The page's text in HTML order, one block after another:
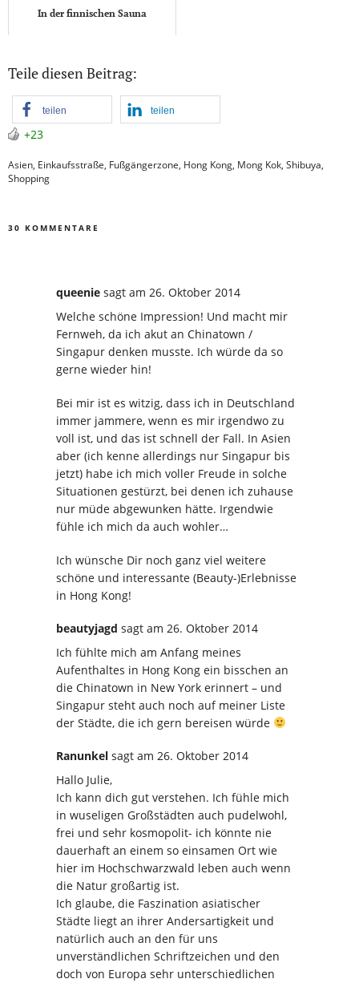
In der finnischen Sauna
Teile diesen Beitrag:
teilen teilen
+23
Asien, Einkaufsstraße, Fußgängerzone, Hong Kong, Mong Kok, Shibuya,
Shopping
30 KOMMENTARE
queenie sagt am 26. Oktober 2014
Welche schöne Impression! Und macht mir
Fernweh, da ich akut an Chinatown /
Singapur denken musste. Ich würde da so
gerne wieder hin!
Bei mir ist es witzig, dass ich in Deutschland
immer jammere, wenn es mir irgendwo zu
voll ist, und das ist schnell der Fall. In Asien
aber (ich kenne allerdings nur Singapur bis
jetzt) habe ich mich voller Freude in solche
Situationen gestürzt, bei denen ich zuhause
nur müde abgewunken hätte. Irgendwie
fühle ich mich da auch wohler…
Ich wünsche Dir noch ganz viel weitere
schöne und interessante (Beauty-)Erlebnisse
in Hong Kong!
beautyjagd sagt am 26. Oktober 2014
Ich fühlte mich am Anfang meines
Aufenthaltes in Hong Kong ein bisschen an
die Chinatown in New York erinnert – und
Singapur steht auch noch auf meiner Liste
der Städte, die ich gern bereisen würde
Ranunkel sagt am 26. Oktober 2014
Hallo Julie,
Ich kann dich gut verstehen. Ich fühle mich
in wuseligen Großstädten auch pudelwohl,
frei und sehr kosmopolit- ich könnte nie
dauerhaft an einem so einsamen Ort wie
hier im Hochschwarzwald leben auch wenn
die Natur großartig ist.
Ich glaube, die Faszination asiatischer
Städte liegt an ihrer Andersartigkeit und
natürlich auch an den für uns
unverständlichen Schriftzeichen und den
doch von Europa sehr unterschiedlichen